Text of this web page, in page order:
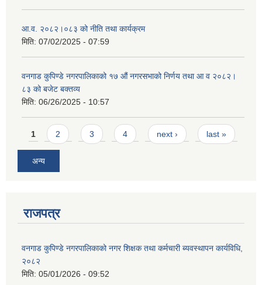
आ.व. २०८२।०८३ को नीति तथा कार्यक्रम
मिति: 07/02/2025 - 07:59
वनगाड कुपिण्डे नगरपालिकाको १७ ‍औं नगरसभाको निर्णय तथा आ व २०८२।
८३ को बजेट बक्तव्य
मिति: 06/26/2025 - 10:57
Pages
1 2 3 4 next › last »
अन्य
राजपत्र
वनगाड कुपिण्डे नगरपालिकाको नगर शिक्षक तथा कर्मचारी ब्यवस्थापन कार्यविधि,
२०८२
मिति: 05/01/2026 - 09:52